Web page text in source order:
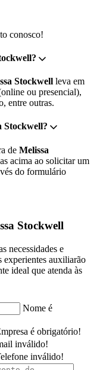
conosco!
Stockwell leva em
ou presencial),
entre outras.
Stockwell?
de Melissa
acima ao solicitar um
do formulário
Stockwell
necessidades e
experientes auxiliarão
ideal que atenda às
Nome é
é obrigatório!
inválido!
inválido!